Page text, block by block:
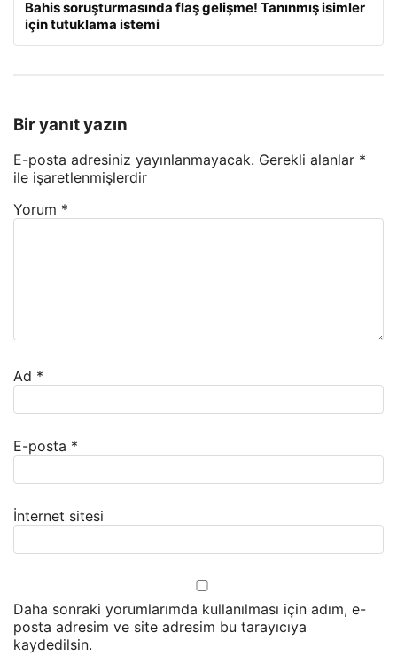
Bahis soruşturmasında flaş gelişme! Tanınmış isimler
için tutuklama istemi
Bir yanıt yazın
E-posta adresiniz yayınlanmayacak. Gerekli alanlar *
ile işaretlenmişlerdir
Yorum *
Ad *
E-posta *
İnternet sitesi
Daha sonraki yorumlarımda kullanılması için adım, e-
posta adresim ve site adresim bu tarayıcıya
kaydedilsin.